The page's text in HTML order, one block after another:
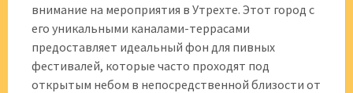
внимание на мероприятия в Утрехте. Этот город с
его уникальными каналами-террасами
предоставляет идеальный фон для пивных
фестивалей, которые часто проходят под
открытым небом в непосредственной близости от